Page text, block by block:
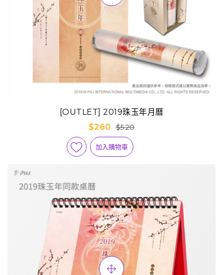
[OUTLET] 2019珠玉年月曆
$260
$520
加入購物車